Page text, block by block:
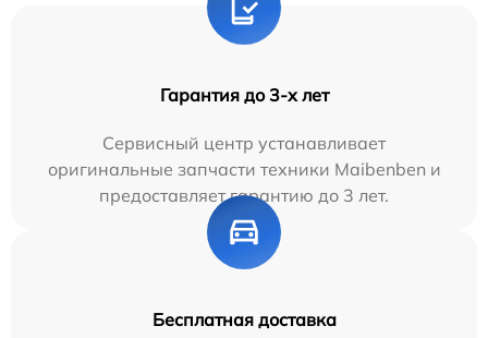
Гарантия до 3-х лет
Сервисный центр устанавливает
оригинальные запчасти техники Maibenben и
предоставляет гарантию до 3 лет.
Бесплатная доставка